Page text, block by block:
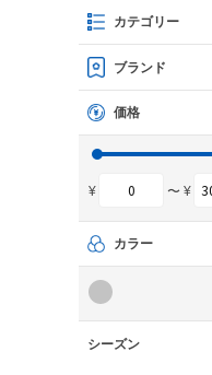
カテゴリー
ブランド
価格
¥ 〜 ¥
カラー
シーズン